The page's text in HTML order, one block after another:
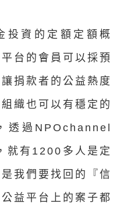
投資的定額定額概
台的會員可以採預
捐款者的公益熱度
織也可以有穩定的
透過NPOchannel
就有1200多人是定
我們要找回的『信
益平台上的案子都